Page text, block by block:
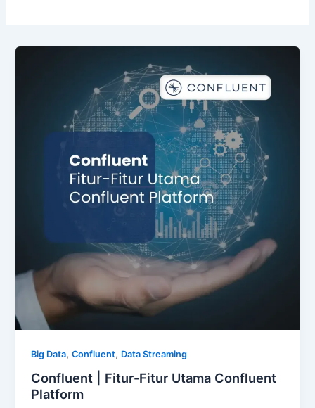
Big Data,Confluent, Data Streaming
Confluent | Fitur-Fitur Utama Confluent
Platform